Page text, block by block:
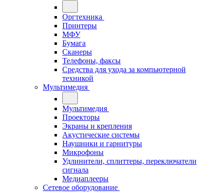
Оргтехника
Принтеры
МФУ
Бумага
Сканеры
Телефоны, факсы
Средства для ухода за компьютерной
техникой
Мультимедия
Мультимедия
Проекторы
Экраны и крепления
Акустические системы
Наушники и гарнитуры
Микрофоны
Удлинители, сплиттеры, переключатели
сигнала
Медиаплееры
Сетевое оборудование